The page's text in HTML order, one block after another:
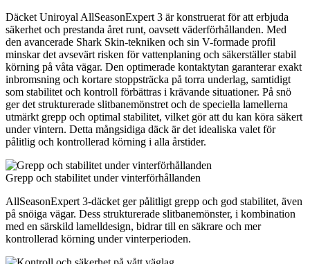
Däcket Uniroyal AllSeasonExpert 3 är konstruerat för att erbjuda
säkerhet och prestanda året runt, oavsett väderförhållanden. Med
den avancerade Shark Skin-tekniken och sin V-formade profil
minskar det avsevärt risken för vattenplaning och säkerställer stabil
körning på våta vägar. Den optimerade kontaktytan garanterar exakt
inbromsning och kortare stoppsträcka på torra underlag, samtidigt
som stabilitet och kontroll förbättras i krävande situationer. På snö
ger det strukturerade slitbanemönstret och de speciella lamellerna
utmärkt grepp och optimal stabilitet, vilket gör att du kan köra säkert
under vintern. Detta mångsidiga däck är det idealiska valet för
pålitlig och kontrollerad körning i alla årstider.
Grepp och stabilitet under vinterförhållanden
AllSeasonExpert 3-däcket ger pålitligt grepp och god stabilitet, även
på snöiga vägar. Dess strukturerade slitbanemönster, i kombination
med en särskild lamelldesign, bidrar till en säkrare och mer
kontrollerad körning under vinterperioden.